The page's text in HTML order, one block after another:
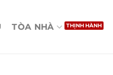
TÒA NHÀ